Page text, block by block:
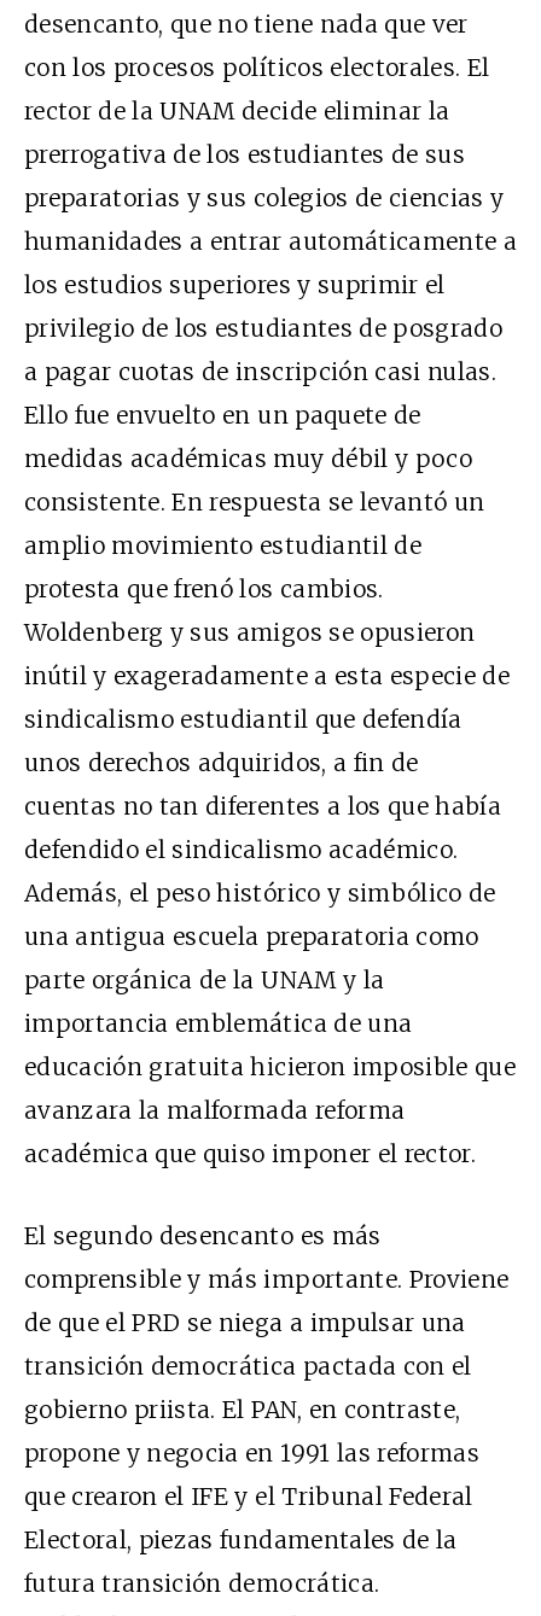
desencanto, que no tiene nada que ver
con los procesos políticos electorales. El
rector de la UNAM decide eliminar la
prerrogativa de los estudiantes de sus
preparatorias y sus colegios de ciencias y
humanidades a entrar automáticamente a
los estudios superiores y suprimir el
privilegio de los estudiantes de posgrado
a pagar cuotas de inscripción casi nulas.
Ello fue envuelto en un paquete de
medidas académicas muy débil y poco
consistente. En respuesta se levantó un
amplio movimiento estudiantil de
protesta que frenó los cambios.
Woldenberg y sus amigos se opusieron
inútil y exageradamente a esta especie de
sindicalismo estudiantil que defendía
unos derechos adquiridos, a fin de
cuentas no tan diferentes a los que había
defendido el sindicalismo académico.
Además, el peso histórico y simbólico de
una antigua escuela preparatoria como
parte orgánica de la UNAM y la
importancia emblemática de una
educación gratuita hicieron imposible que
avanzara la malformada reforma
académica que quiso imponer el rector.
El segundo desencanto es más
comprensible y más importante. Proviene
de que el PRD se niega a impulsar una
transición democrática pactada con el
gobierno priista. El PAN, en contraste,
propone y negocia en 1991 las reformas
que crearon el IFE y el Tribunal Federal
Electoral, piezas fundamentales de la
futura transición democrática.